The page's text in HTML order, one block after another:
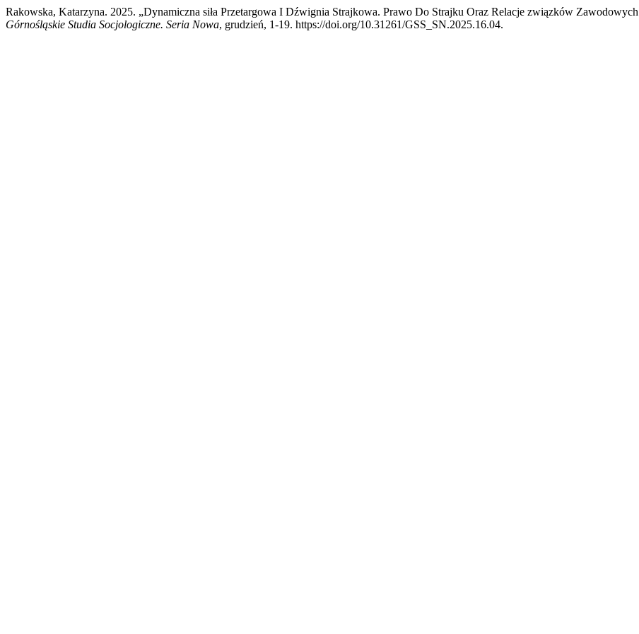
Rakowska, Katarzyna. 2025. „Dynamiczna siła Przetargowa I Dźwignia Strajkowa. Prawo Do Strajku Oraz Relacje związków
Górnośląskie Studia Socjologiczne. Seria Nowa, grudzień, 1-19. https://doi.org/10.31261/GSS_SN.2025.16.04.